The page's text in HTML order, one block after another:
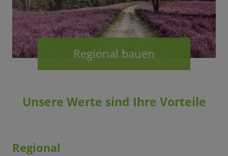
Regional bauen
Unsere Werte sind Ihre Vorteile
Regional